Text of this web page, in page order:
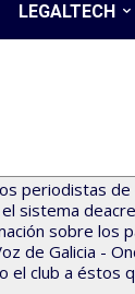
LEGALTECH
periodistas de
sistema
sobre los
de Galicia -
el club a éstos